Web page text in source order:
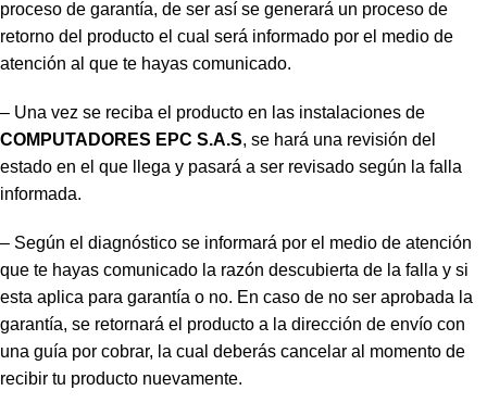
proceso de garantía, de ser así se generará un proceso de
retorno del producto el cual será informado por el medio de
atención al que te hayas comunicado.
– Una vez se reciba el producto en las instalaciones de
COMPUTADORES EPC S.A.S, se hará una revisión del
estado en el que llega y pasará a ser revisado según la falla
informada.
– Según el diagnóstico se informará por el medio de atención
que te hayas comunicado la razón descubierta de la falla y si
esta aplica para garantía o no. En caso de no ser aprobada la
garantía, se retornará el producto a la dirección de envío con
una guía por cobrar, la cual deberás cancelar al momento de
recibir tu producto nuevamente.